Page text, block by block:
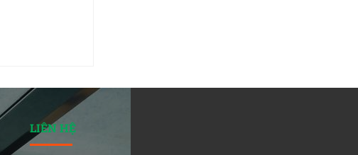
LIÊN HỆ